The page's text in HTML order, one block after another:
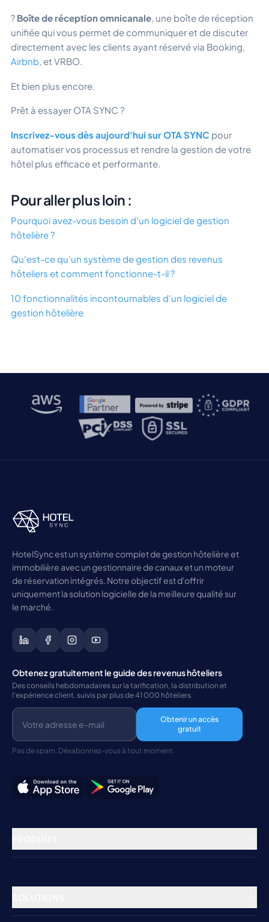
? Boîte de réception omnicanale, une boîte de réception
unifiée qui vous permet de communiquer et de discuter
directement avec les clients ayant réservé via Booking,
Airbnb, et VRBO.
Et bien plus encore.
Prêt à essayer OTA SYNC ?
Inscrivez-vous dès aujourd'hui sur OTA SYNC pour
automatiser vos processus et rendre la gestion de votre
hôtel plus efficace et performante.
Pour aller plus loin :
Pourquoi avez-vous besoin d'un logiciel de gestion
hôtelière ?
Qu'est-ce qu'un système de gestion des revenus
hôteliers et comment fonctionne-t-il ?
10 fonctionnalités incontournables d'un logiciel de
gestion hôtelière
HotelSync est un système complet de gestion hôtelière et
immobilière avec un gestionnaire de canaux et un moteur
de réservation intégrés. Notre objectif est d'offrir
uniquement la solution logicielle de la meilleure qualité sur
le marché.
Obtenez gratuitement le guide des revenus hôteliers
Des conseils hebdomadaires sur la tarification, la distribution et
l'expérience client, suivis par plus de 41 000 hôteliers.
Obtenir un accès
gratuit
Pas de spam. Désabonnez-vous à tout moment.
Gestion immobilière
Moteur de réservation
Hôtels